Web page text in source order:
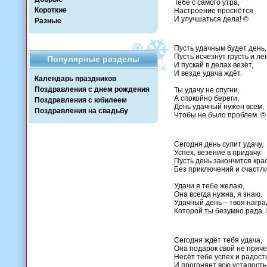
Короткие
Разные
Популярные разделы
Календарь праздников
Поздравления с днем рождения
Поздравления с юбилеем
Поздравления на свадьбу
Тебе с самого утра,
Настроение проснётся
И улучшаться дела! ©
Пусть удачным будет день,
Пусть исчезнут грусть и
И пускай в делах везёт,
И везде удача ждёт.
Ты удачу не спугни,
А спокойно береги.
День удачный нужен всем,
Чтобы не было проблем. ©
Сегодня день сулит удачу,
Успех, везение в придачу.
Пусть день закончится
Без приключений и
Удачи я тебе желаю,
Она всегда нужна, я знаю.
Удачный день – твоя
Которой ты безумно рада.
Сегодня ждёт тебя удача,
Она подарок свой не
Несёт тебе успех и
И прогоняет всю